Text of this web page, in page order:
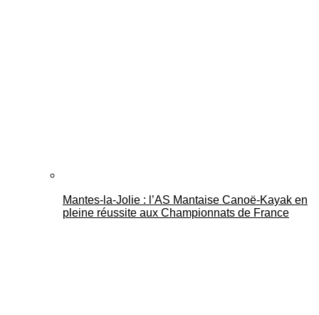
Mantes-la-Jolie : l’AS Mantaise Canoë‑Kayak en
pleine réussite aux Championnats de France